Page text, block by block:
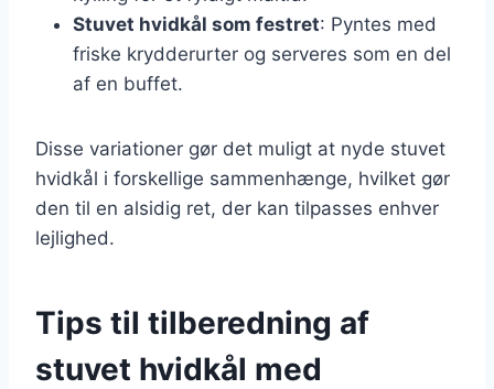
Stuvet hvidkål som festret: Pyntes med
friske krydderurter og serveres som en del
af en buffet.
Disse variationer gør det muligt at nyde stuvet
hvidkål i forskellige sammenhænge, hvilket gør
den til en alsidig ret, der kan tilpasses enhver
lejlighed.
Tips til tilberedning af
stuvet hvidkål med